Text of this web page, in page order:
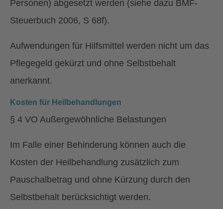
Personen) abgesetzt werden (siehe dazu BMF-
Steuerbuch 2006, S 68f).
Aufwendungen für Hilfsmittel werden nicht um das
Pflegegeld gekürzt und ohne Selbstbehalt
anerkannt.
Kosten für Heilbehandlungen
§ 4 VO Außergewöhnliche Belastungen
Im Falle einer Behinderung können auch die
Kosten der Heilbehandlung zusätzlich zum
Pauschalbetrag und ohne Kürzung durch den
Selbstbehalt berücksichtigt werden.